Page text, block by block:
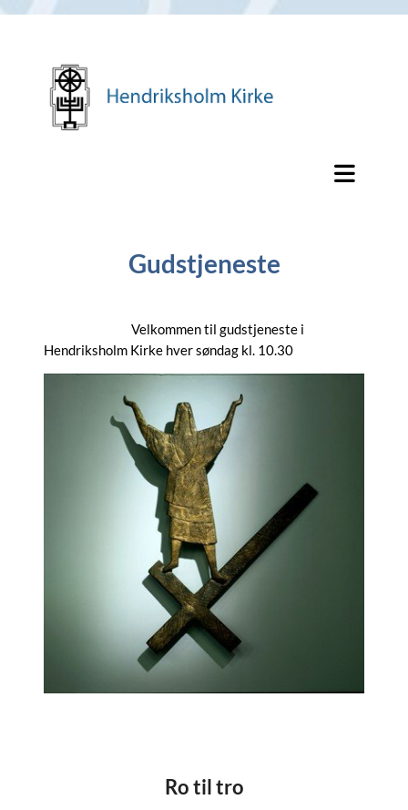
Gudstjeneste
Velkommen til gudstjeneste i
Hendriksholm Kirke hver søndag kl. 10.30
Ro til tro